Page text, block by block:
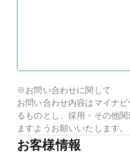
※お問い合わせに関して
お問い合わせ内容はマイナ
るものとし、採用・その他
ますようお願いいたします。
お客様情報